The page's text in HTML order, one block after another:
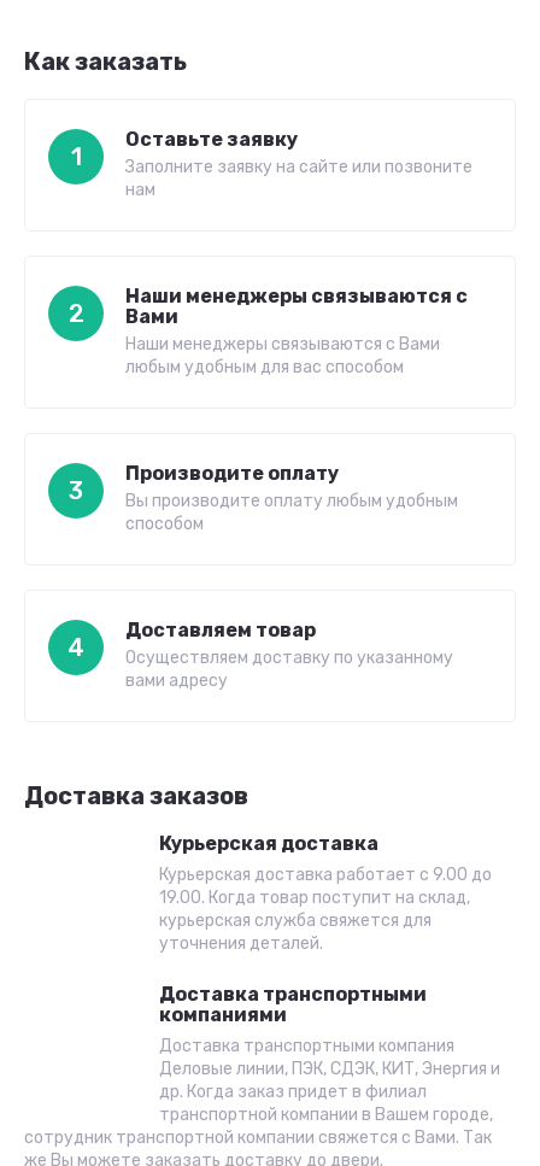
Как заказать
1
Оставьте заявку
Заполните заявку на сайте или позвоните
нам
2
Наши менеджеры связываются с
Вами
Наши менеджеры связываются с Вами
любым удобным для вас способом
3
Производите оплату
Вы производите оплату любым удобным
способом
4
Доставляем товар
Осуществляем доставку по указанному
вами адресу
Доставка заказов
Курьерская доставка
Курьерская доставка работает с 9.00 до
19.00. Когда товар поступит на склад,
курьерская служба свяжется для
уточнения деталей.
Доставка транспортными
компаниями
Доставка транспортными компания
Деловые линии, ПЭК, СДЭК, КИТ, Энергия и
др. Когда заказ придет в филиал
транспортной компании в Вашем городе,
сотрудник транспортной компании свяжется с Вами. Так
же Вы можете заказать доставку до двери.